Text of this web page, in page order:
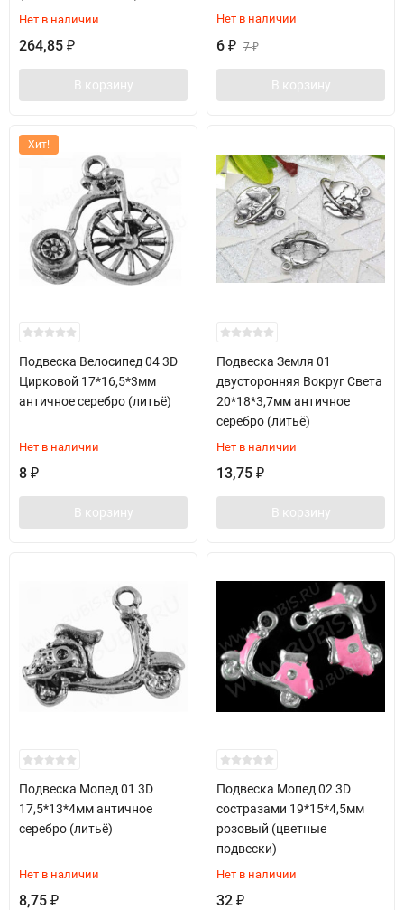
Нет в наличии
264,85 ₽
В корзину
Нет в наличии
6 ₽ 7₽
В корзину
Хит!
Подвеска Велосипед 04 3D
Цирковой 17*16,5*3мм
античное серебро (литьё)
Нет в наличии
8 ₽
В корзину
Подвеска Земля 01
двусторонняя Вокруг Света
20*18*3,7мм античное
серебро (литьё)
Нет в наличии
13,75 ₽
В корзину
Подвеска Мопед 01 3D
17,5*13*4мм античное
серебро (литьё)
Нет в наличии
8,75 ₽
Подвеска Мопед 02 3D
состразами 19*15*4,5мм
розовый (цветные
подвески)
Нет в наличии
32 ₽